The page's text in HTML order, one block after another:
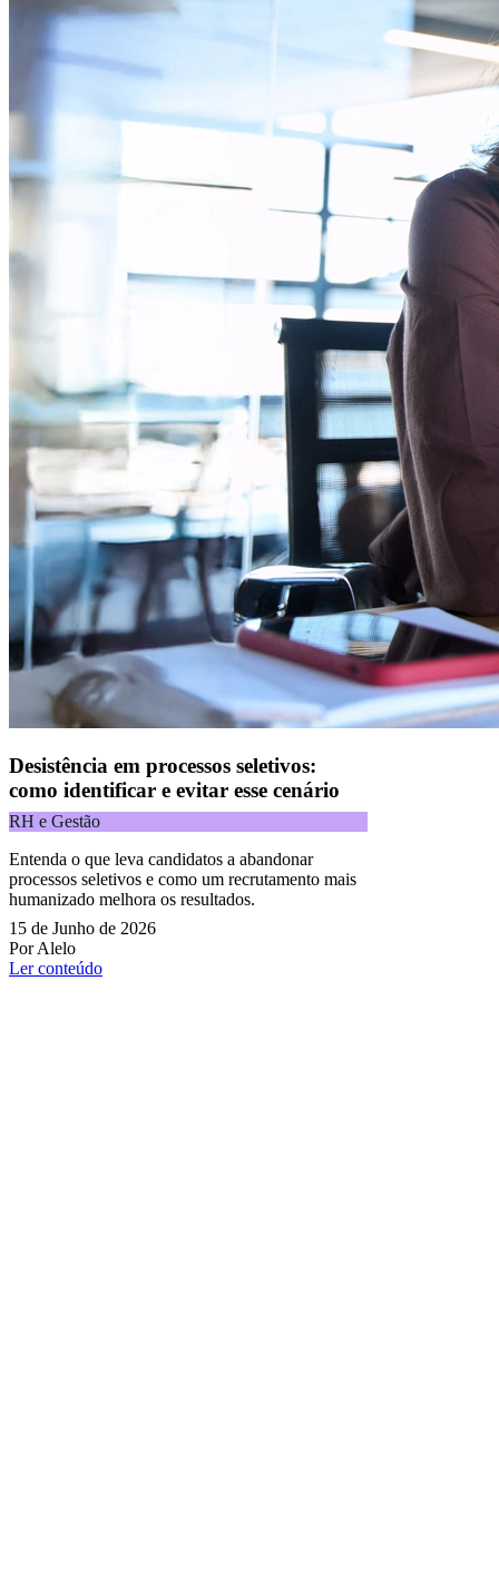
Desistência em processos seletivos:
como identificar e evitar esse cenário
RH e Gestão
Entenda o que leva candidatos a abandonar
processos seletivos e como um recrutamento mais
humanizado melhora os resultados.
15 de Junho de 2026
Por Alelo
Ler conteúdo